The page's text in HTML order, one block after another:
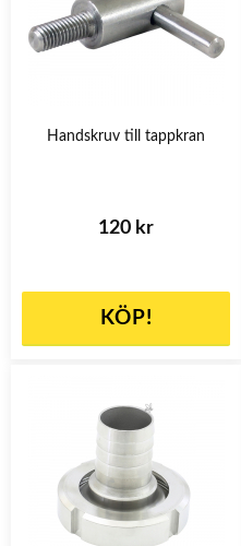
Handskruv till tappkran
120 kr
KÖP!